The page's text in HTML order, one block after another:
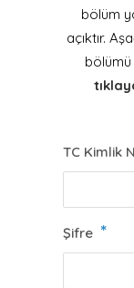
bölüm
açıktır.
TC Kimlik
Şifre *